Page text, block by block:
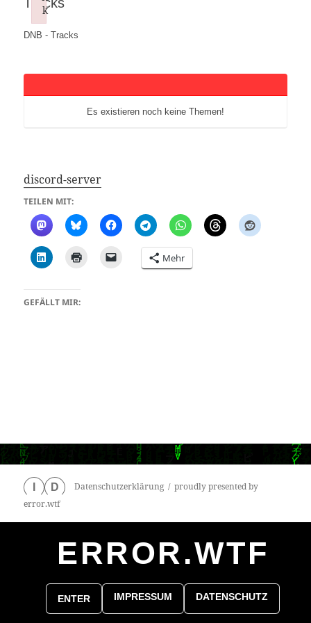
Tracks
DNB - Tracks
Es existieren noch keine Themen!
discord-server
TEILEN MIT:
Mehr
GEFÄLLT MIR:
D Datenschutzerklärung
proudly presented by
error.wtf
ERROR.WTF
ENTER IMPRESSUM DATENSCHUTZ
k
Failed to initialize plugin: wplink